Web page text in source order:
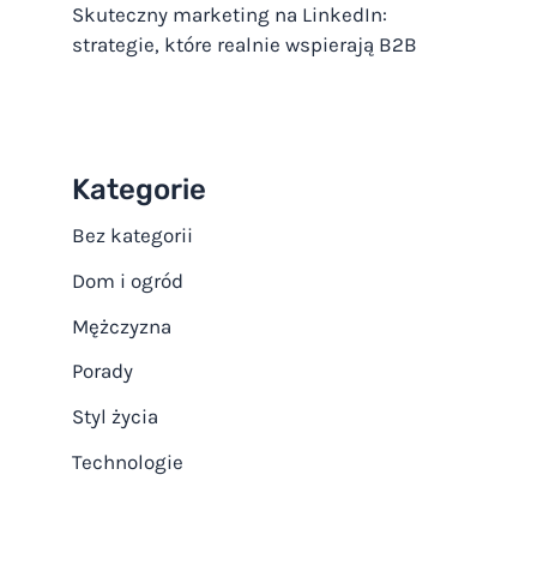
Skuteczny marketing na LinkedIn:
strategie, które realnie wspierają B2B
Kategorie
Bez kategorii
Dom i ogród
Mężczyzna
Porady
Styl życia
Technologie